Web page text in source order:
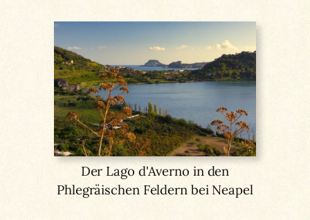
Der Lago d'Averno in den
Phlegräischen Feldern bei Neapel